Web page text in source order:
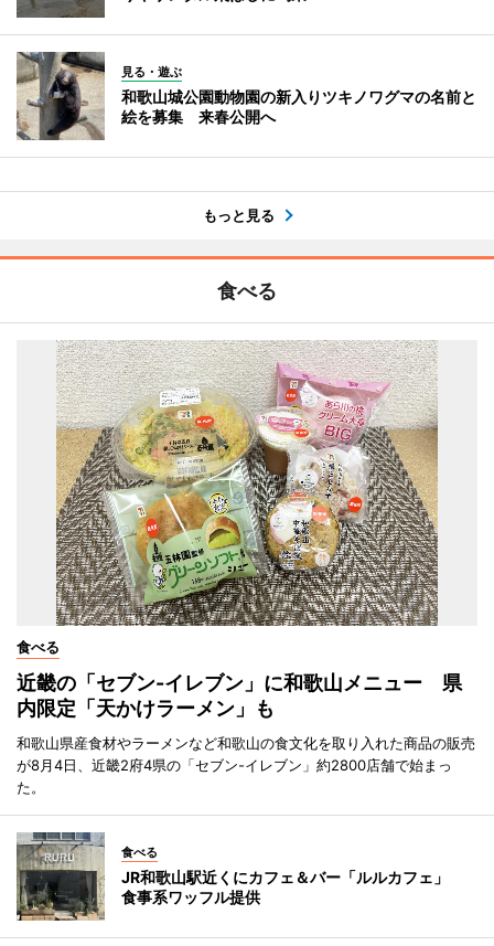
見る・遊ぶ
和歌山城公園動物園の新入りツキノワグマの名前と
絵を募集 来春公開へ
もっと見る
食べる
食べる
近畿の「セブン-イレブン」に和歌山メニュー 県
内限定「天かけラーメン」も
和歌山県産食材やラーメンなど和歌山の食文化を取り入れた商品の販売
が8月4日、近畿2府4県の「セブン-イレブン」約2800店舗で始まっ
た。
食べる
JR和歌山駅近くにカフェ＆バー「ルルカフェ」
食事系ワッフル提供